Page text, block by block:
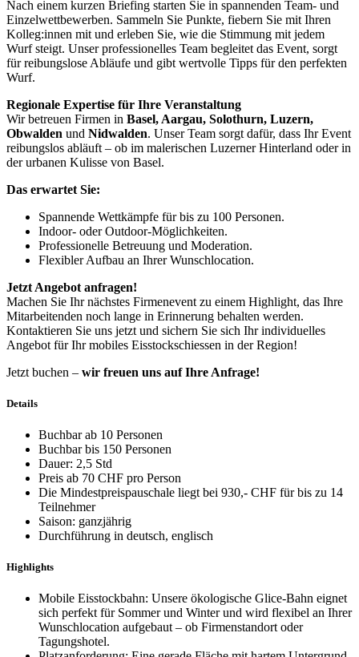
Nach einem kurzen Briefing starten Sie in spannenden Team- und
Einzelwettbewerben. Sammeln Sie Punkte, fiebern Sie mit Ihren
Kolleg:innen mit und erleben Sie, wie die Stimmung mit jedem
Wurf steigt. Unser professionelles Team begleitet das Event, sorgt
für reibungslose Abläufe und gibt wertvolle Tipps für den perfekten
Wurf.
Regionale Expertise für Ihre Veranstaltung
Wir betreuen Firmen in Basel, Aargau, Solothurn, Luzern,
Obwalden und Nidwalden. Unser Team sorgt dafür, dass Ihr Event
reibungslos abläuft – ob im malerischen Luzerner Hinterland oder in
der urbanen Kulisse von Basel.
Das erwartet Sie:
Spannende Wettkämpfe für bis zu 100 Personen.
Indoor- oder Outdoor-Möglichkeiten.
Professionelle Betreuung und Moderation.
Flexibler Aufbau an Ihrer Wunschlocation.
Jetzt Angebot anfragen!
Machen Sie Ihr nächstes Firmenevent zu einem Highlight, das Ihre
Mitarbeitenden noch lange in Erinnerung behalten werden.
Kontaktieren Sie uns jetzt und sichern Sie sich Ihr individuelles
Angebot für Ihr mobiles Eisstockschiessen in der Region!
Jetzt buchen – wir freuen uns auf Ihre Anfrage!
Details
Buchbar ab 10 Personen
Buchbar bis 150 Personen
Dauer: 2,5 Std
Preis ab 70 CHF pro Person
Die Mindestpreispauschale liegt bei 930,- CHF für bis zu 14
Teilnehmer
Saison: ganzjährig
Durchführung in deutsch, englisch
Highlights
Mobile Eisstockbahn: Unsere ökologische Glice-Bahn eignet
sich perfekt für Sommer und Winter und wird flexibel an Ihrer
Wunschlocation aufgebaut – ob Firmenstandort oder
Tagungshotel.